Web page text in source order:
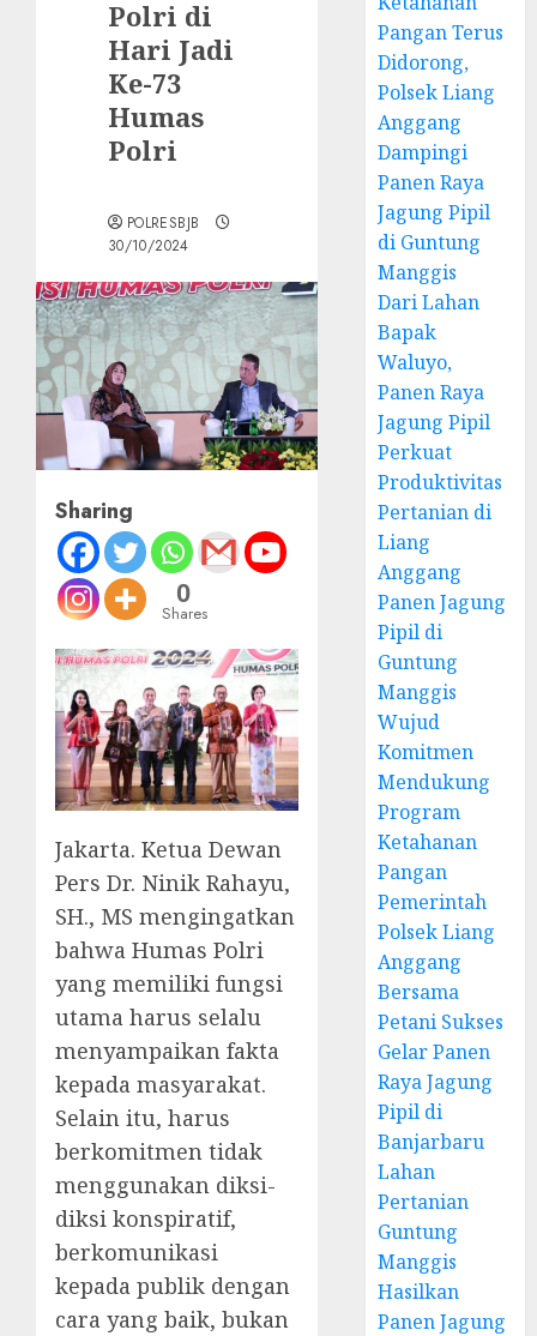
Polri di
Hari Jadi
Ke-73
Humas
Polri
POLRESBJB
30/10/2024
Sharing
0
Shares
Jakarta. Ketua Dewan
Pers Dr. Ninik Rahayu,
SH., MS mengingatkan
bahwa Humas Polri
yang memiliki fungsi
utama harus selalu
menyampaikan fakta
kepada masyarakat.
Selain itu, harus
berkomitmen tidak
menggunakan diksi-
diksi konspiratif,
berkomunikasi
kepada publik dengan
cara yang baik, bukan
Pangan Terus
Didorong,
Polsek Liang
Anggang
Dampingi
Panen Raya
Jagung Pipil
di Guntung
Manggis
Dari Lahan
Bapak
Waluyo,
Panen Raya
Jagung Pipil
Perkuat
Produktivitas
Pertanian di
Liang
Anggang
Panen Jagung
Pipil di
Guntung
Manggis
Wujud
Komitmen
Mendukung
Program
Ketahanan
Pangan
Pemerintah
Polsek Liang
Anggang
Bersama
Petani Sukses
Gelar Panen
Raya Jagung
Pipil di
Banjarbaru
Lahan
Pertanian
Guntung
Manggis
Hasilkan
Panen Jagung